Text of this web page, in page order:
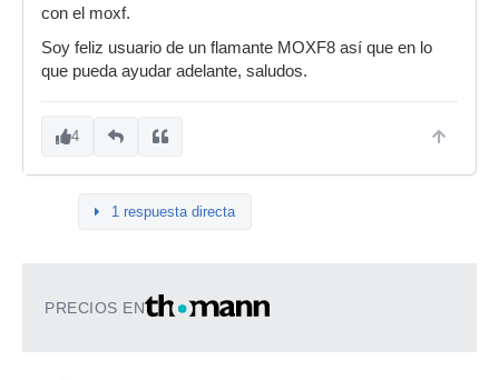
con el moxf.
Soy feliz usuario de un flamante MOXF8 así que en lo
que pueda ayudar adelante, saludos.
4
1 respuesta directa
PRECIOS EN